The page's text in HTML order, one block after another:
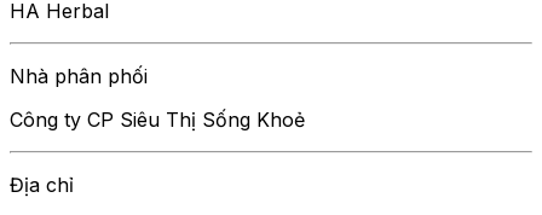
HA Herbal
Nhà phân phối
Công ty CP Siêu Thị Sống Khoẻ
Địa chỉ